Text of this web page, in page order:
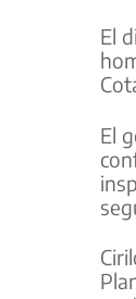
El
El